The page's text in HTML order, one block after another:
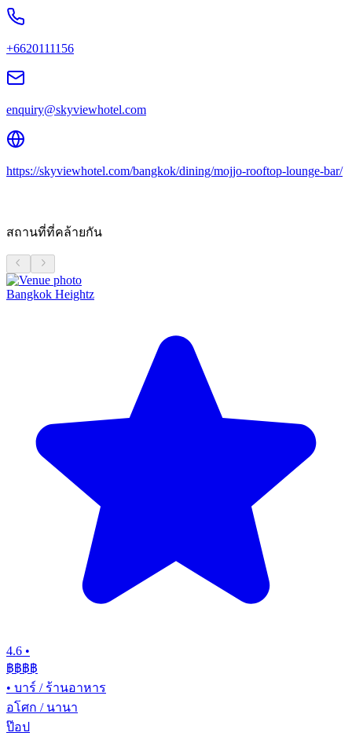
+6620111156
enquiry@skyviewhotel.com
https://skyviewhotel.com/bangkok/dining/mojjo-rooftop-lounge-bar/
สถานที่ที่คล้ายกัน
Bangkok Heightz
4.6 •
฿฿฿฿
• บาร์ / ร้านอาหาร
อโศก / นานา
ป๊อป